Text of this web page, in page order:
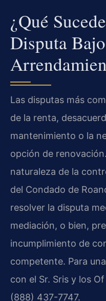
¿Qué
Disputa
Las disputas más
de la renta,
mantenimiento o la
opción de
naturaleza de la
del Condado de
resolver la disputa
mediación, o bien,
incumplimiento de
competente. Para
con el Sr. Sris y los
(888) 437-7747.